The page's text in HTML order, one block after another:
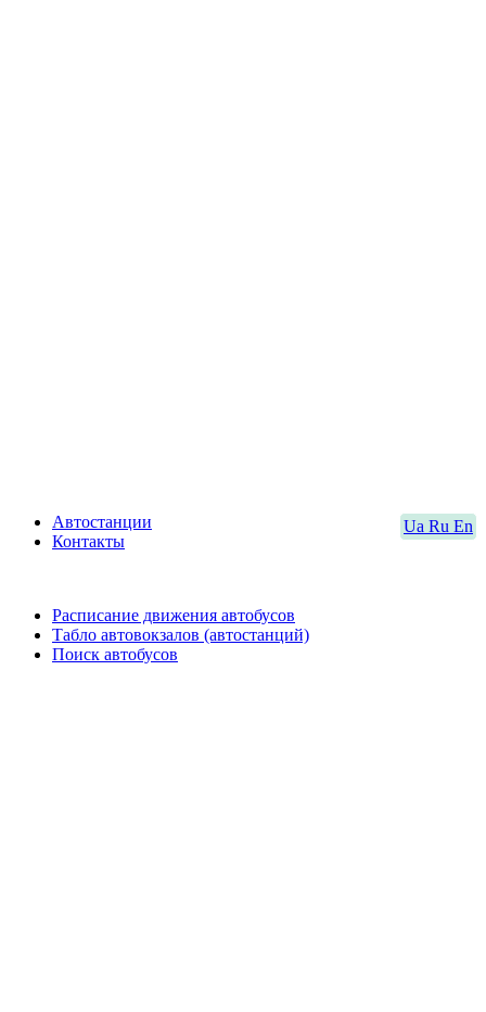
Ua Ru En
Автостанции
Контакты
Расписание движения автобусов
Табло автовокзалов (автостанций)
Поиск автобусов